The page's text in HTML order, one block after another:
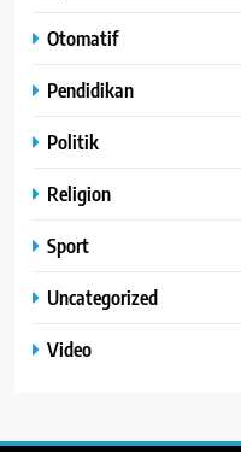
Otomatif
Pendidikan
Politik
Religion
Sport
Uncategorized
Video